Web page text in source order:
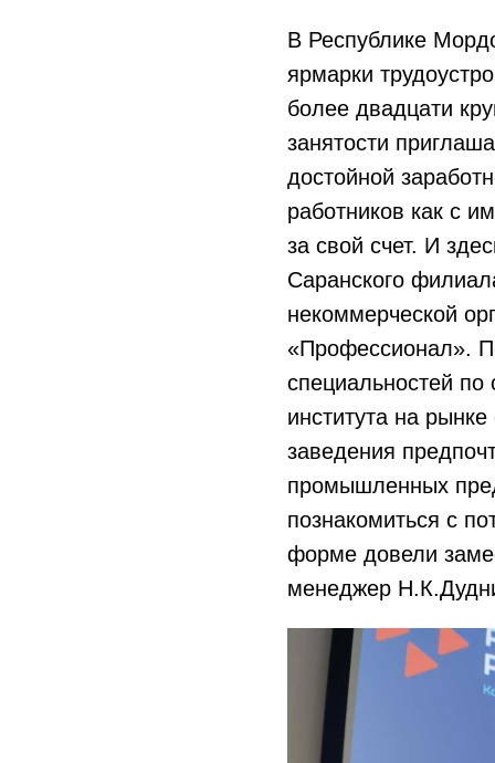
В Республике
ярмарки
более двадцати
занятости
достойной
работников как с
за свой счет. И
Саранского
некоммерческой
«Профессионал».
специальностей по
института на
заведения
промышленных
познакомиться с
форме довели
менеджер